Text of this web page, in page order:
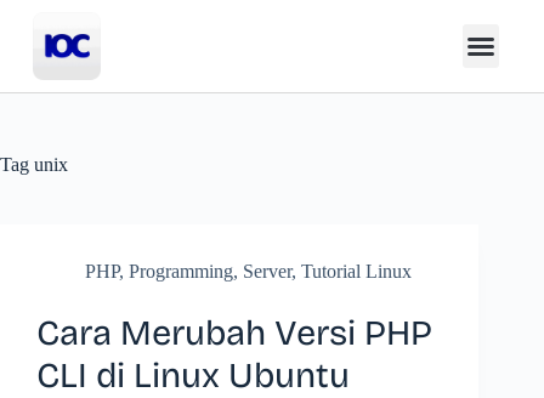
Tag unix
PHP, Programming, Server, Tutorial Linux
Cara Merubah Versi PHP
CLI di Linux Ubuntu